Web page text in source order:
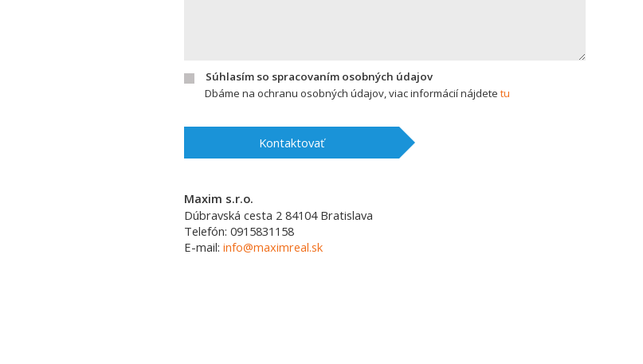
Súhlasím so spracovaním osobných údajov
Dbáme na ochranu osobných údajov, viac informácií nájdete tu
Kontaktovať
Maxim s.r.o.
Dúbravská cesta 2 84104 Bratislava
Telefón: 0915831158
E-mail: info@maximreal.sk